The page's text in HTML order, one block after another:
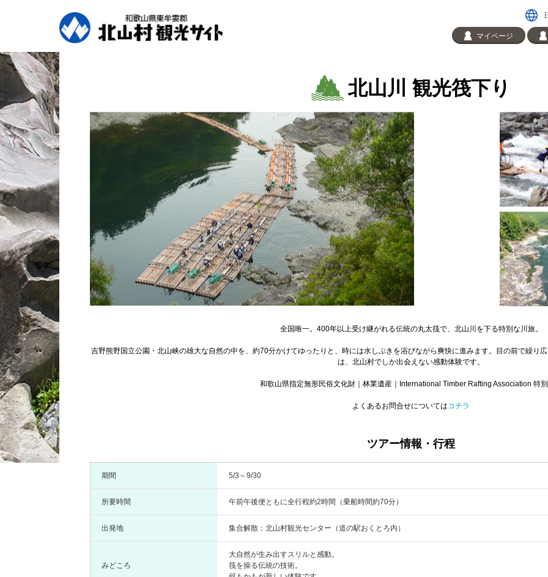
マイページ
北山川 観光筏下り
全国唯一。400年以上受け継がれる伝統の丸太筏で、北山川を下る特別な川旅。
吉野熊野国立公園・北山峡の雄大な自然の中を、約70分かけてゆったりと、時には水しぶきを浴びながら爽快に進みます。目の前で繰り
は、北山村でしか出会えない感動体験です。
和歌山県指定無形民俗文化財｜林業遺産｜International Timber Rafting Association 特
よくあるお問合せについてはコチラ
ツアー情報・行程
期間 5/3～9/30
所要時間 午前午後便ともに全行程約2時間（乗船時間約70分）
出発地 集合解散：北山村観光センター（道の駅おくとろ内）
みどころ
大自然が生み出すスリルと感動。
筏を操る伝統の技術。